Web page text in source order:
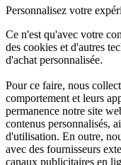
Personnalisez votre
Ce n'est qu'avec votre
des cookies et d'autres
d'achat personnalisée.
Pour ce faire, nous
comportement et leurs
permanence notre site
contenus personnalisés,
d'utilisation. En outre,
avec des fournisseurs
canaux publicitaires en